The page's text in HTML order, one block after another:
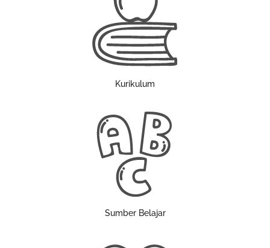
Kurikulum
Sumber Belajar